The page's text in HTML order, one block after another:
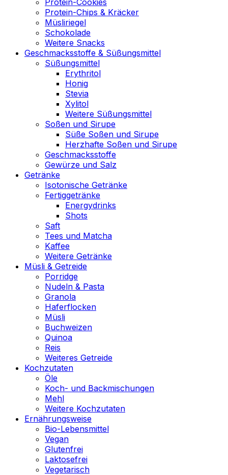
Protein-Chips & Kräcker
Müsliriegel
Schokolade
Weitere Snacks
Geschmacksstoffe & Süßungsmittel
Süßungsmittel
Erythritol
Honig
Stevia
Xylitol
Weitere Süßungsmittel
Soßen und Sirupe
Süße Soßen und Sirupe
Herzhafte Soßen und Sirupe
Geschmacksstoffe
Gewürze und Salz
Getränke
Isotonische Getränke
Fertiggetränke
Energydrinks
Shots
Saft
Tees und Matcha
Kaffee
Weitere Getränke
Müsli & Getreide
Porridge
Nudeln & Pasta
Granola
Haferflocken
Müsli
Buchweizen
Quinoa
Reis
Weiteres Getreide
Kochzutaten
Öle
Koch- und Backmischungen
Mehl
Weitere Kochzutaten
Ernährungsweise
Bio-Lebensmittel
Vegan
Glutenfrei
Laktosefrei
Vegetarisch